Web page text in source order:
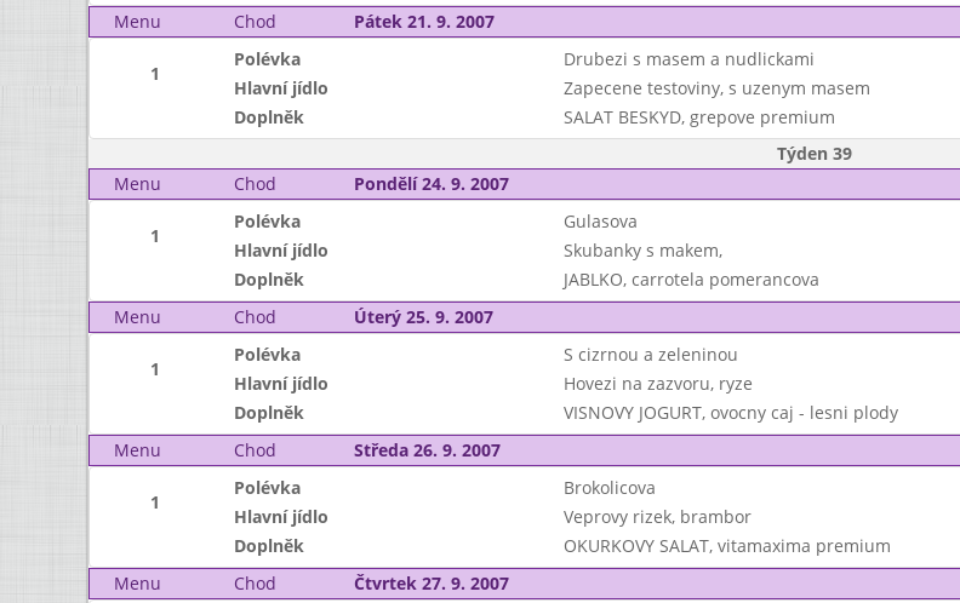
Menu
Chod Pátek 21. 9. 2007
1
Polévka
Drubezi s masem a nudlickami
Hlavní jídlo
Zapecene testoviny, s uzenym masem
Doplněk
SALAT BESKYD, grepove premium
Týden 39
Menu
Chod Pondělí 24. 9. 2007
1
Polévka
Gulasova
Hlavní jídlo
Skubanky s makem,
Doplněk
JABLKO, carrotela pomerancova
Menu
Chod Úterý 25. 9. 2007
1
Polévka
S cizrnou a zeleninou
Hlavní jídlo
Hovezi na zazvoru, ryze
Doplněk
VISNOVY JOGURT, ovocny caj - lesni plody
Menu
Chod Středa 26. 9. 2007
1
Polévka
Brokolicova
Hlavní jídlo
Veprovy rizek, brambor
Doplněk
OKURKOVY SALAT, vitamaxima premium
Menu
Chod Čtvrtek 27. 9. 2007